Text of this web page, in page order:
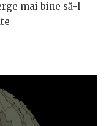
mai bine să-l